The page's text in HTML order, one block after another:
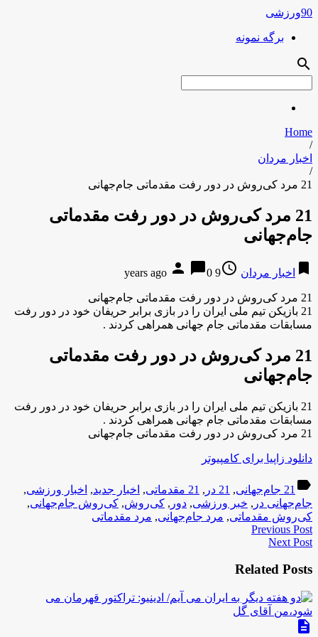
90ورزشی
برگه نمونه
search
Home
/
اخبار مردان
/
21 مرد کی‌روش در دور رفت مقدماتی جام‌جهانی
21 مرد کی‌روش در دور رفت مقدماتی
جام‌جهانی
bookmark اخبار مردان access_time
9 years ago
person chat_bubble0
21 مرد کی‌روش در دور رفت مقدماتی جام‌جهانی
21 بازیکن تیم ملی ایران را در بازی برابر حریفان خود در دور رفت
مسابقات مقدماتی جام جهانی همراهی کردند .
21 مرد کی‌روش در دور رفت مقدماتی
جام‌جهانی
21 بازیکن تیم ملی ایران را در بازی برابر حریفان خود در دور رفت
مسابقات مقدماتی جام جهانی همراهی کردند .
21 مرد کی‌روش در دور رفت مقدماتی جام‌جهانی
دانلود زاپیا برای کامپیوتر
label 21 جام‌جهانی , 21 در , 21 مقدماتی , اخبار جدید, اخبار ورزشی,
جام‌جهانی در , خبر ورزشی, دور , کی‌روش, کی‌روش جام‌جهانی,
کی‌روش مقدماتی, مرد جام‌جهانی, مرد مقدماتی
Previous Post
Next Post
Related Posts
description